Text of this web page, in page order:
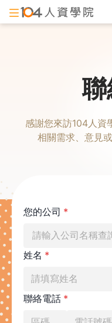
感謝您來訪104人資
相關需求、意見
您的公司 *
請輸入公司名稱查
姓名 *
聯絡電話 *